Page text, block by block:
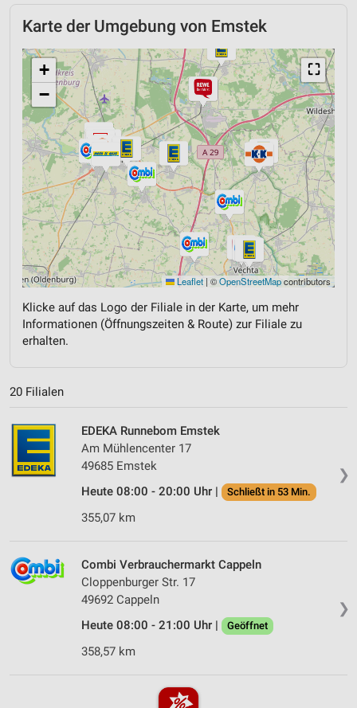
Karte der Umgebung von Emstek
⛶
+
−
Leaflet | ©OpenStreetMapcontributors
Klicke auf das Logo der Filiale in der Karte, um mehr
Informationen (Öffnungszeiten & Route) zur Filiale zu
erhalten.
20 Filialen
❯
EDEKA Runnebom Emstek
Am Mühlencenter 17
49685 Emstek
Heute 08:00 - 20:00 Uhr |
Schließt in 53 Min.
355,07 km
❯
Combi Verbrauchermarkt Cappeln
Cloppenburger Str. 17
49692 Cappeln
Heute 08:00 - 21:00 Uhr |
Geöffnet
358,57 km